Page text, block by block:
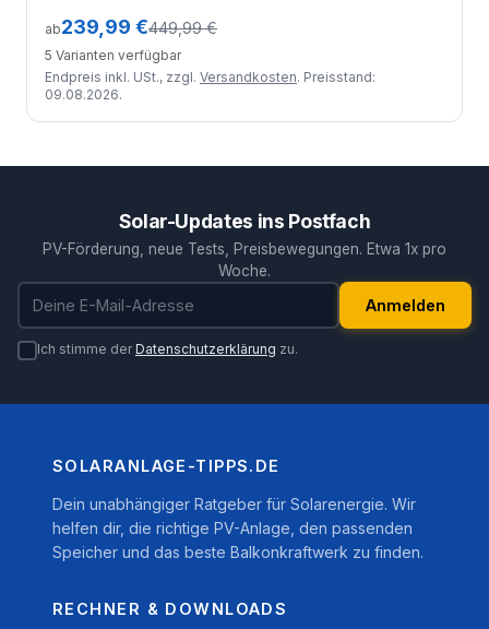
ab239,99 €449,99 €
5 Varianten verfügbar
Endpreis inkl. USt., zzgl. Versandkosten. Preisstand:
09.08.2026.
Solar-Updates ins Postfach
PV-Förderung, neue Tests, Preisbewegungen. Etwa 1x pro
Woche.
E-Mail-Adresse
Anmelden
Ich stimme derDatenschutzerklärung zu.
SOLARANLAGE-TIPPS.DE
Dein unabhängiger Ratgeber für Solarenergie. Wir
helfen dir, die richtige PV-Anlage, den passenden
Speicher und das beste Balkonkraftwerk zu finden.
RECHNER & DOWNLOADS